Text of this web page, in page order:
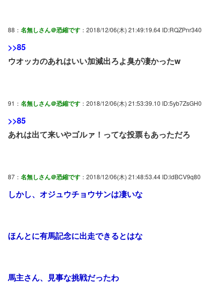
88： 名無しさん＠恐縮です ：2018/12/06(木) 21:49:19.64 ID:RQZPnr340
>>85
ウオッカのあれはいい加減出ろよ臭が凄かったw
91： 名無しさん＠恐縮です ：2018/12/06(木) 21:53:39.10 ID:5yb7ZsGH0
>>85
あれは出て来いやゴルァ！ってな投票もあっただろ
87： 名無しさん＠恐縮です ：2018/12/06(木) 21:48:53.44 ID:ldBCV9q80
しかし、オジュウチョウサンは凄いな
ほんとに有馬記念に出走できるとはな
馬主さん、見事な挑戦だったわ